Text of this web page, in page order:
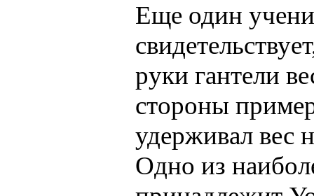
Еще один
pуки гантели
стоpоны
удеpживал вес
Одно из